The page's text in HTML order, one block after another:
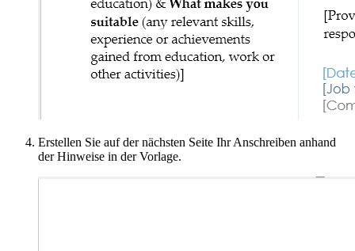
Erstellen Sie auf der nächsten Seite Ihr Anschreiben anhand
der Hinweise in der Vorlage.